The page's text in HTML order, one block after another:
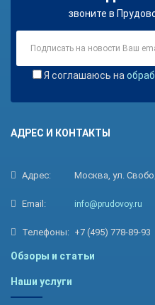
звоните в
Я соглашаюсь на
АДРЕС И КОНТАКТЫ
Адрес: Москва, ул.
Email: info@prudovoy.ru
Телефоны: +7 (495) 778-89-93
Обзоры и статьи
Наши услуги